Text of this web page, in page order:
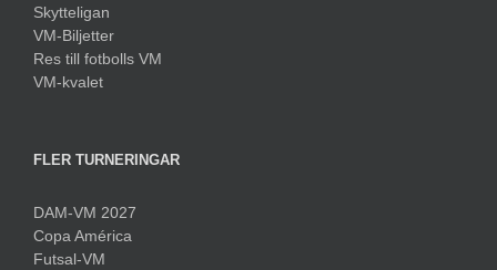
Skytteligan
VM-Biljetter
Res till fotbolls VM
VM-kvalet
FLER TURNERINGAR
DAM-VM 2027
Copa América
Futsal-VM